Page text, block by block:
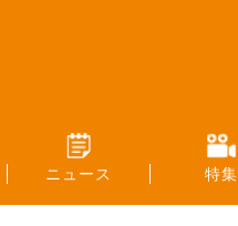
ニュース 特集